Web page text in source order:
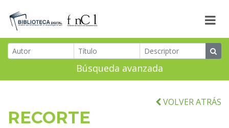
Búsqueda avanzada
VOLVER ATRÁS
RECORTE